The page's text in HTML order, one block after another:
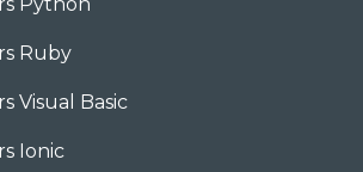
Ruby
Visual Basic
Ionic